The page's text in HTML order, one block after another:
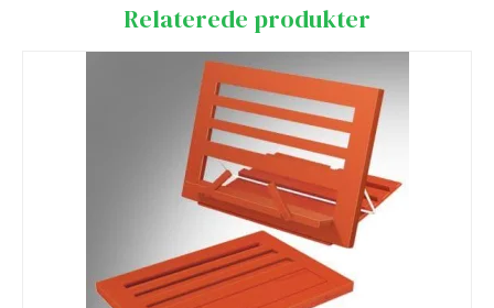
Relaterede produkter